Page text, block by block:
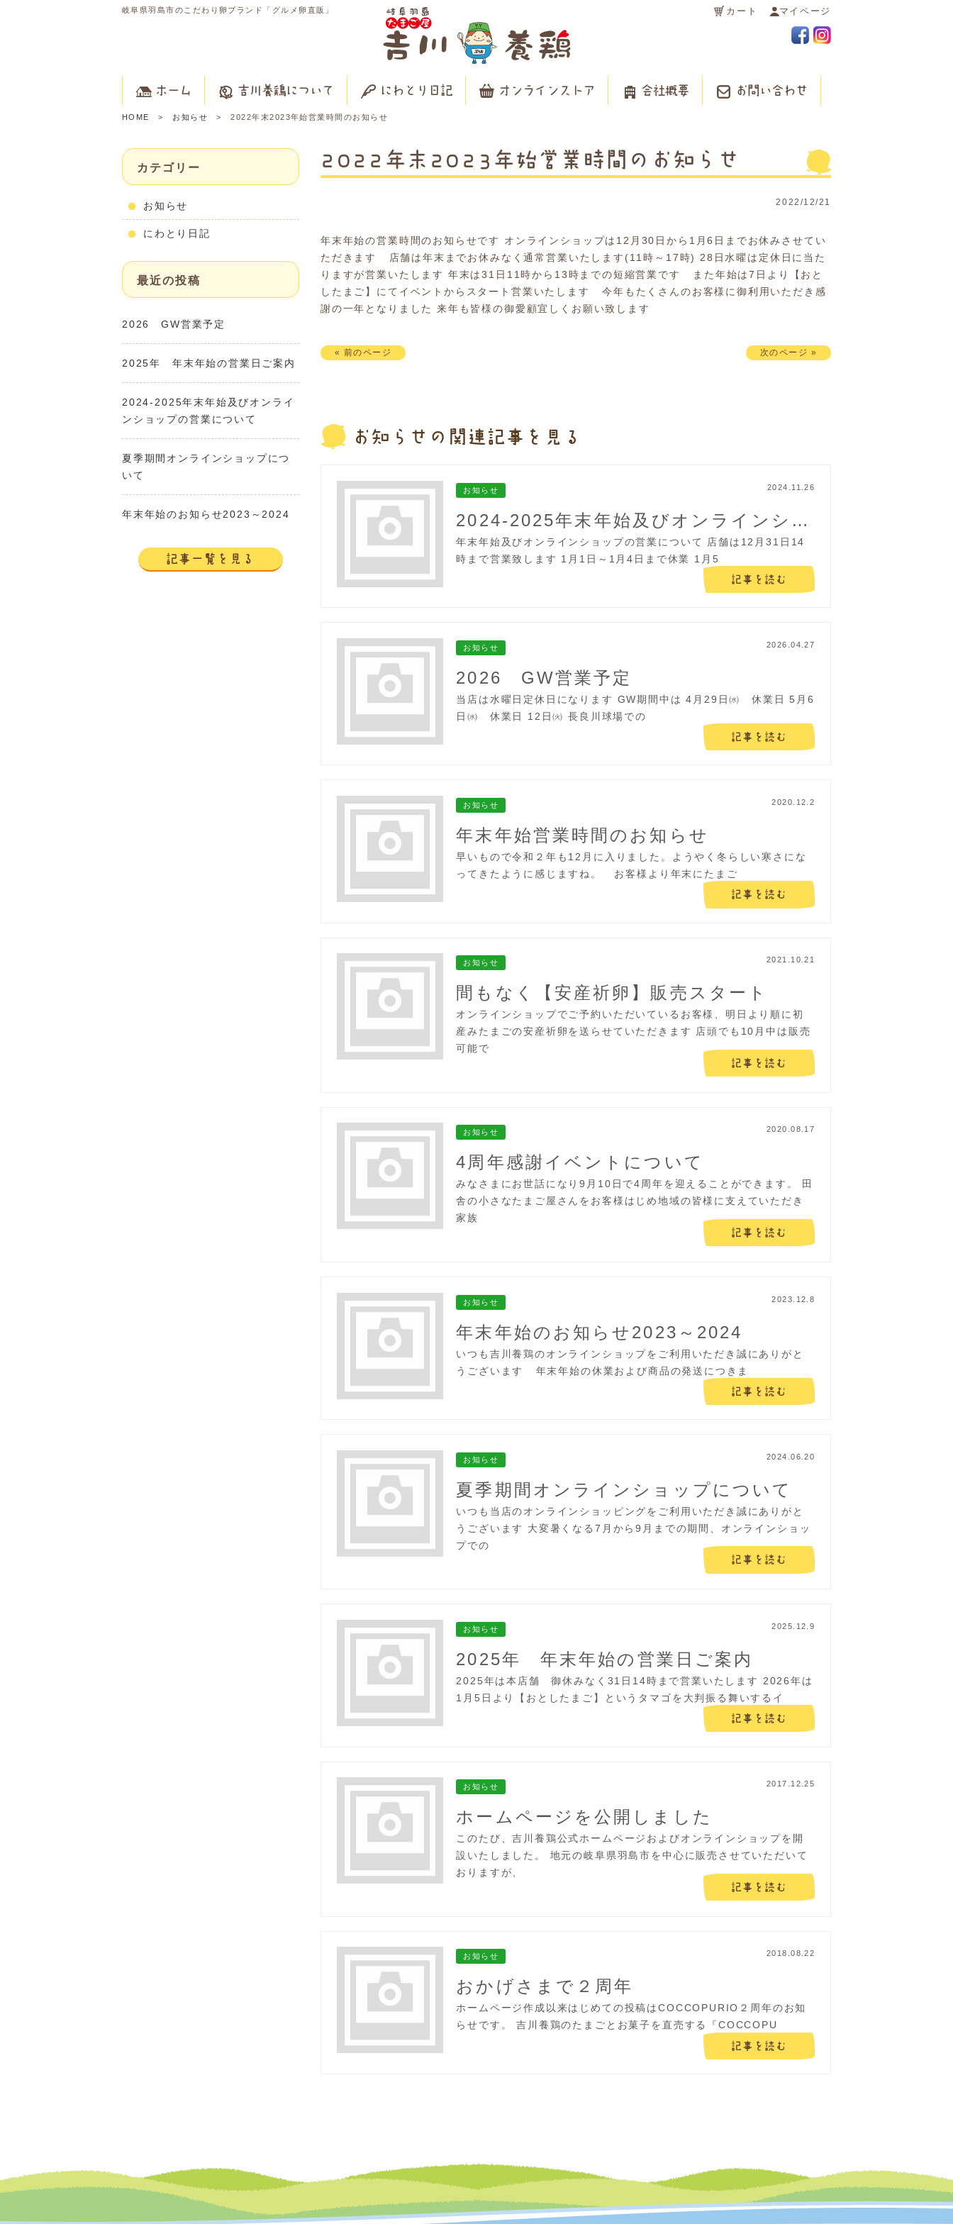
岐阜県羽島市のこだわり卵ブランド「グルメ卵直販」 マイページ
カート
ホーム 吉川養鶏について にわとり日記 オンラインストア 会社概要 お問い合わせ
HOME お知らせ 2022年末2023年始営業時間のお知らせ
2022年末2023年始営業時間のお知らせ
2022/12/21
年末年始の営業時間のお知らせです オンラインショップは12月30日から1月6日までお休みさせてい
ただきます 店舗は年末までお休みなく通常営業いたします(11時～17時) 28日水曜は定休日に当た
りますが営業いたします 年末は31日11時から13時までの短縮営業です また年始は7日より【おと
したまご】にてイベントからスタート営業いたします 今年もたくさんのお客様に御利用いただき感
謝の一年となりました 来年も皆様の御愛顧宜しくお願い致します
« 前のページ 次のページ »
お知らせの 関連記事を見る
お知らせ 2024.11.26
2024-2025年末年始及びオンラインショップの営業について
年末年始及びオンラインショップの営業について 店舗は12月31日14
時まで営業致します 1月1日～1月4日まで休業 1月5
記事を読む
お知らせ 2026.04.27
2026 GW営業予定
当店は水曜日定休日になります GW期間中は 4月29日㈬ 休業日 5月6
日㈬ 休業日 12日㈫ 長良川球場での
記事を読む
お知らせ 2020.12.2
年末年始営業時間のお知らせ
早いもので令和２年も12月に入りました。ようやく冬らしい寒さにな
ってきたように感じますね。 お客様より年末にたまご
記事を読む
お知らせ 2021.10.21
間もなく【安産祈卵】販売スタート
オンラインショップでご予約いただいているお客様、明日より順に初
産みたまごの安産祈卵を送らせていただきます 店頭でも10月中は販売
可能で
記事を読む
お知らせ 2020.08.17
4周年感謝イベントについて
みなさまにお世話になり9月10日で4周年を迎えることができます。 田
舎の小さなたまご屋さんをお客様はじめ地域の皆様に支えていただき
家族
記事を読む
お知らせ 2023.12.8
年末年始のお知らせ2023～2024
いつも吉川養鶏のオンラインショップをご利用いただき誠にありがと
うございます 年末年始の休業および商品の発送につきま
記事を読む
お知らせ 2024.06.20
夏季期間オンラインショップについて
いつも当店のオンラインショッピングをご利用いただき誠にありがと
うございます 大変暑くなる7月から9月までの期間、オンラインショッ
プでの
記事を読む
お知らせ 2025.12.9
2025年 年末年始の営業日ご案内
2025年は本店舗 御休みなく31日14時まで営業いたします 2026年は
1月5日より【おとしたまご】というタマゴを大判振る舞いするイ
記事を読む
お知らせ 2017.12.25
ホームページを公開しました
このたび、吉川養鶏公式ホームページおよびオンラインショップを開
設いたしました。 地元の岐阜県羽島市を中心に販売させていただいて
おりますが、
記事を読む
お知らせ 2018.08.22
おかげさまで２周年
ホームページ作成以来はじめての投稿はCOCCOPURIO２周年のお知
らせです。 吉川養鶏のたまごとお菓子を直売する『COCCOPU
記事を読む
カテゴリー
お知らせ
にわとり日記
最近の投稿
2026 GW営業予定
2025年 年末年始の営業日ご案内
2024-2025年末年始及びオンライ
ンショップの営業について
夏季期間オンラインショップにつ
いて
年末年始のお知らせ2023～2024
記事一覧を見る